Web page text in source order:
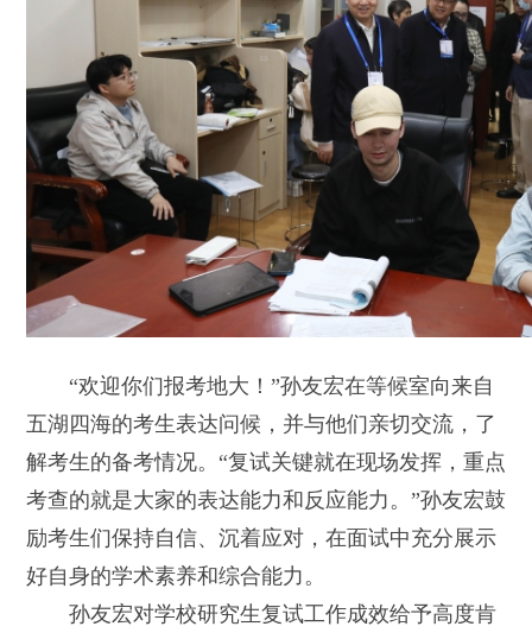
“欢迎你们报考地大！”孙友宏在等候室向来自
五湖四海的考生表达问候，并与他们亲切交流，了
解考生的备考情况。“复试关键就在现场发挥，重点
考查的就是大家的表达能力和反应能力。”孙友宏鼓
励考生们保持自信、沉着应对，在面试中充分展示
好自身的学术素养和综合能力。
孙友宏对学校研究生复试工作成效给予高度肯